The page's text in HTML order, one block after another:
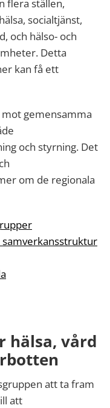
flera ställen,
socialtjänst,
och hälso- och
Detta
kan få ett
gemensamma
och styrning. Det
om de regionala
hälsa, vård
att ta fram
att